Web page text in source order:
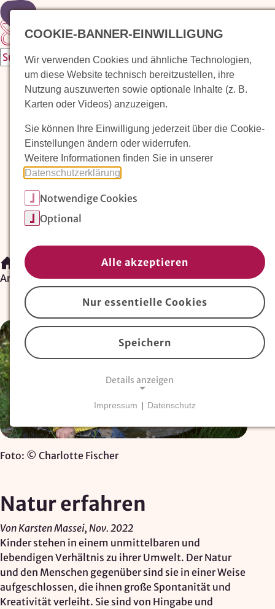
Zur Startseite
Waldorfkindergarten finden
Pädagogischer Ansatz
Arbeit im Waldorfkindergarten
Unser Verein
Magazin: Erziehungskunst frühe Kindheit
Magazin: Erziehungskunst frühe Kindheit
Artikel
Foto: © Charlotte Fischer
Natur erfahren
Von Karsten Massei, Nov. 2022
Kinder stehen in einem unmittelbaren und
lebendigen Verhältnis zu ihrer Umwelt. Der Natur
und den Menschen gegenüber sind sie in einer Weise
aufgeschlossen, die ihnen große Spontanität und
Kreativität verleiht. Sie sind von Hingabe und
COOKIE-BANNER-EINWILLIGUNG
Wir verwenden Cookies und ähnliche Technologien,
um diese Website technisch bereitzustellen, ihre
Nutzung auszuwerten sowie optionale Inhalte (z. B.
Karten oder Videos) anzuzeigen.
Sie können Ihre Einwilligung jederzeit über die Cookie-
Einstellungen ändern oder widerrufen.
Weitere Informationen finden Sie in unserer
Datenschutzerklärung
Notwendige Cookies
Optional
Alle akzeptieren
Nur essentielle Cookies
Speichern
Details anzeigen
Essentielle Cookiessind für den Betrieb der
Website erforderlich und können nicht deaktiviert
Adresssuche über
Google Places Autocomplete
Anbieter:
Google Ireland Ltd.
Zweck:
Adresssuche, Geokoordinaten
Impressum | Datenschutz